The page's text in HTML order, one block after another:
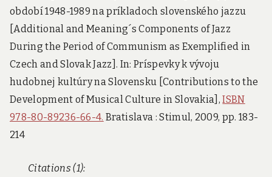
období 1948-1989 na príkladoch slovenského jazzu
[Additional and Meaning´s Components of Jazz
During the Period of Communism as Exemplified in
Czech and Slovak Jazz]. In: Príspevky k vývoju
hudobnej kultúry na Slovensku [Contributions to the
Development of Musical Culture in Slovakia],ISBN
978-80-89236-66-4. Bratislava : Stimul, 2009, pp. 183-
214
Citations (1):